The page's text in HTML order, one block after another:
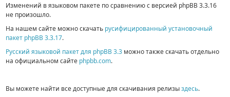
Изменений в языковом пакете по сравнению с версией phpBB 3.3.16
не произошло.
На нашем сайте можно скачать русифицированный установочный
пакет phpBB 3.3.17.
Русский языковой пакет для phpBB 3.3 можно также скачать отдельно
на официальном сайте phpbb.com.
Вы можете найти все доступные для скачивания релизыздесь.